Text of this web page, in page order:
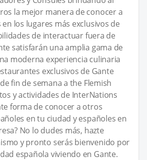
la mejor manera de conocer a
los lugares más exclusivos de
de interactuar fuera de
satisfarán una amplia gama de
moderna experiencia culinaria
exclusivos de Gante
fin de semana a the Flemish
y actividades de InterNations
forma de conocer a otros
en tu ciudad y españoles en
No lo dudes más, hazte
y pronto serás bienvenido por
española viviendo en Gante.